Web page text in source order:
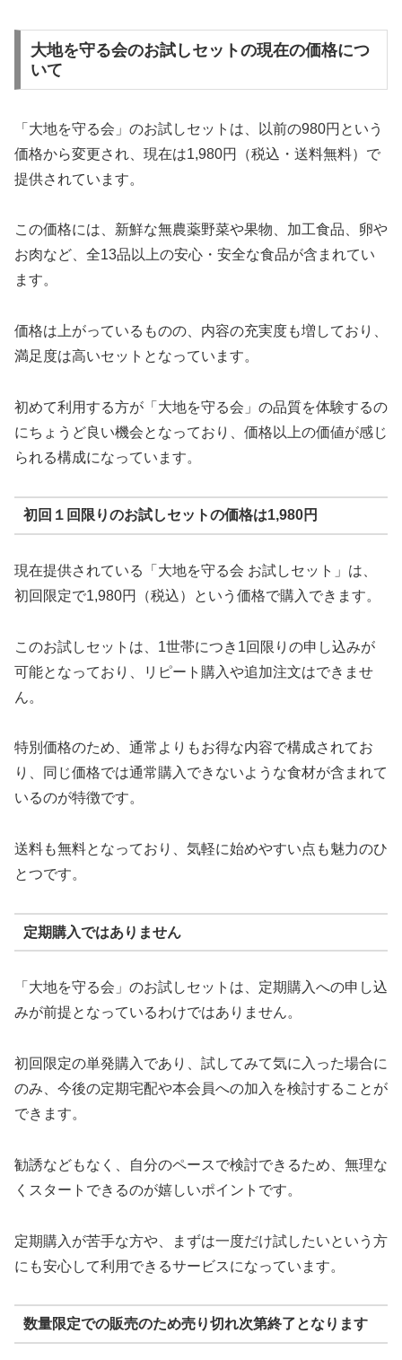
大地を守る会のお試しセットの現在の価格につ
いて
「大地を守る会」のお試しセットは、以前の980円という
価格から変更され、現在は1,980円（税込・送料無料）で
提供されています。
この価格には、新鮮な無農薬野菜や果物、加工食品、卵や
お肉など、全13品以上の安心・安全な食品が含まれてい
ます。
価格は上がっているものの、内容の充実度も増しており、
満足度は高いセットとなっています。
初めて利用する方が「大地を守る会」の品質を体験するの
にちょうど良い機会となっており、価格以上の価値が感じ
られる構成になっています。
初回１回限りのお試しセットの価格は1,980円
現在提供されている「大地を守る会 お試しセット」は、
初回限定で1,980円（税込）という価格で購入できます。
このお試しセットは、1世帯につき1回限りの申し込みが
可能となっており、リピート購入や追加注文はできませ
ん。
特別価格のため、通常よりもお得な内容で構成されてお
り、同じ価格では通常購入できないような食材が含まれて
いるのが特徴です。
送料も無料となっており、気軽に始めやすい点も魅力のひ
とつです。
定期購入ではありません
「大地を守る会」のお試しセットは、定期購入への申し込
みが前提となっているわけではありません。
初回限定の単発購入であり、試してみて気に入った場合に
のみ、今後の定期宅配や本会員への加入を検討することが
できます。
勧誘などもなく、自分のペースで検討できるため、無理な
くスタートできるのが嬉しいポイントです。
定期購入が苦手な方や、まずは一度だけ試したいという方
にも安心して利用できるサービスになっています。
数量限定での販売のため売り切れ次第終了となります